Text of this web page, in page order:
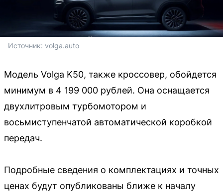
Источник: volga.auto
Модель Volga K50, также кроссовер, обойдется
минимум в 4 199 000 рублей. Она оснащается
двухлитровым турбомотором и
восьмиступенчатой автоматической коробкой
передач.
Подробные сведения о комплектациях и точных
ценах будут опубликованы ближе к началу